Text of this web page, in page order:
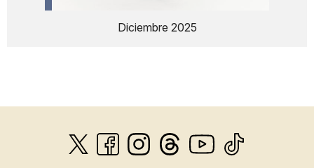
Diciembre 2025